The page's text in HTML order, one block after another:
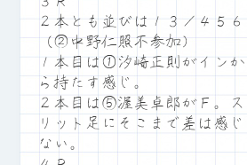
２本とも並びは１３／４５６
（②中野仁照不参加）
１本目は①汐崎正則がインか
ら持たす感じ。
２本目は⑤渥美卓郎がＦ。ス
リット足にそこまで差は感じ
ない。